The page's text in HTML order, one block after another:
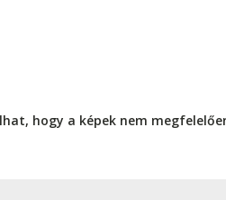
hogy a képek nem